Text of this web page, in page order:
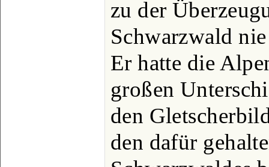
zu der
Schwarzwald
Er hatte die
großen
den
den dafür